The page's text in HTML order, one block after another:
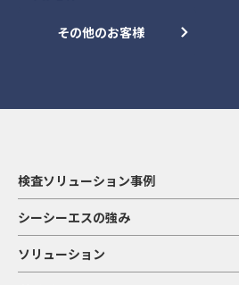
その他のお客様
検査ソリューション事例
シーシーエスの強み
ソリューション